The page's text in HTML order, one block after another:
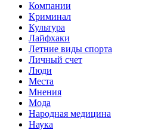
Компании
Криминал
Культура
Лайфхаки
Летние виды спорта
Личный счет
Люди
Места
Мнения
Мода
Народная медицина
Наука